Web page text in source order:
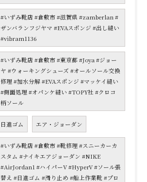
#いずみ靴店 #倉敷市 #滋賀県 #zamberlan #
ザンバランフジヤマ #EVAスポンジ #出し縫い
#vibram1136
#いずみ靴店 #倉敷市 #東京都 #Joya #ジョー
ヤ #ウォーキングシューズ #オールソール交換
修理 #加水分解 #EVAスポンジ #マッケイ縫い
#側面処理 #オパンケ縫い #TOPY社 #クロコ
柄ソール
日進ゴム エア・ジョーダン
#いずみ靴店 #倉敷市 #靴修理 #スニーカーカ
スタム #ナイキエアジョーダン #NIKE
#AirJordan1 #ハイパーV #HyperV #ソール張
替え #日進ゴム #滑り止め #船上作業靴 #プロ